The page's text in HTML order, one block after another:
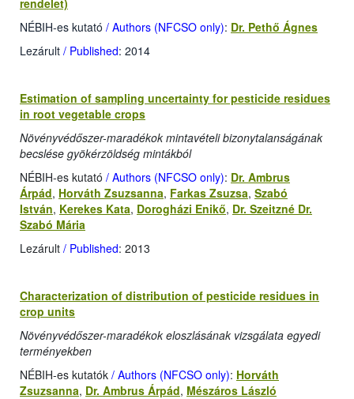
rendelet)
NÉBIH-es kutató / Authors (NFCSO only): Dr. Pethő Ágnes
Lezárult / Published: 2014
Estimation of sampling uncertainty for pesticide residues
in root vegetable crops
Növényvédőszer-maradékok mintavételi bizonytalanságának
becslése gyökérzöldség mintákból
NÉBIH-es kutató / Authors (NFCSO only): Dr. Ambrus
Árpád, Horváth Zsuzsanna, Farkas Zsuzsa, Szabó
István, Kerekes Kata, Dorogházi Enikő, Dr. Szeitzné Dr.
Szabó Mária
Lezárult / Published: 2013
Characterization of distribution of pesticide residues in
crop units
Növényvédőszer-maradékok eloszlásának vizsgálata egyedi
terményekben
NÉBIH-es kutatók / Authors (NFCSO only): Horváth
Zsuzsanna, Dr. Ambrus Árpád, Mészáros László